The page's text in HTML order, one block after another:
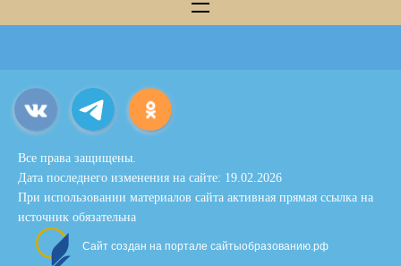
Все права защищены.
Дата последнего изменения на сайте: 19.02.2026
При использовании материалов сайта активная прямая ссылка на
источник обязательна
Сайт создан на портале сайтыобразованию.рф